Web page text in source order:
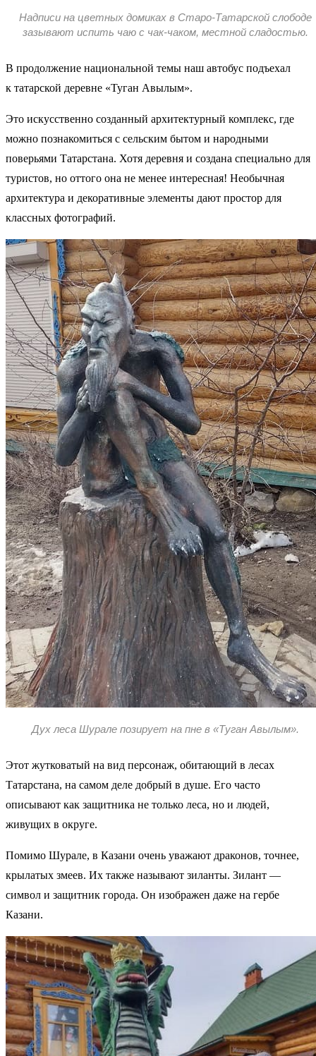
Надписи на цветных домиках в Старо-Татарской слободе
зазывают испить чаю с чак-чаком, местной сладостью.
В продолжение национальной темы наш автобус подъехал
к татарской деревне «Туган Авылым».
Это искусственно созданный архитектурный комплекс, где
можно познакомиться с сельским бытом и народными
поверьями Татарстана. Хотя деревня и создана специально для
туристов, но оттого она не менее интересная! Необычная
архитектура и декоративные элементы дают простор для
классных фотографий.
Дух леса Шурале позирует на пне в «Туган Авылым».
Этот жутковатый на вид персонаж, обитающий в лесах
Татарстана, на самом деле добрый в душе. Его часто
описывают как защитника не только леса, но и людей,
живущих в округе.
Помимо Шурале, в Казани очень уважают драконов, точнее,
крылатых змеев. Их также называют зиланты. Зилант —
символ и защитник города. Он изображен даже на гербе
Казани.